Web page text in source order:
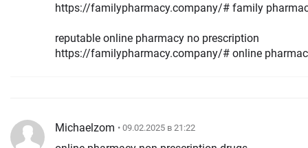
https://familypharmacy.company/# family
reputable online pharmacy no prescription
https://familypharmacy.company/# online
Michaelzom • 09.02.2025 в 21:22